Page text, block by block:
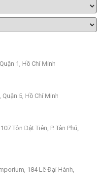
1, Hồ Chí Minh
5, Hồ Chí Minh
Tôn Dật Tiên, P. Tân Phú,
184 Lê Đại Hành,